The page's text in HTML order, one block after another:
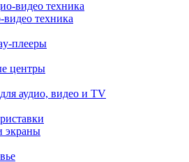
видео техника
плееры
центры
аудио, видео и TV
экраны